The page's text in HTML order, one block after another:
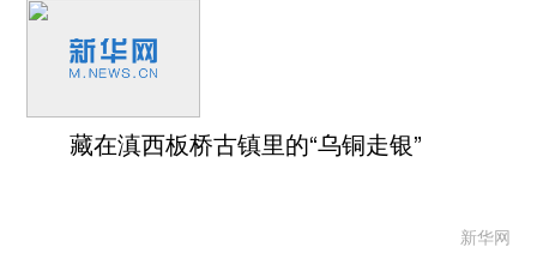
藏在滇西板桥古镇里的“乌铜走银”
新华网